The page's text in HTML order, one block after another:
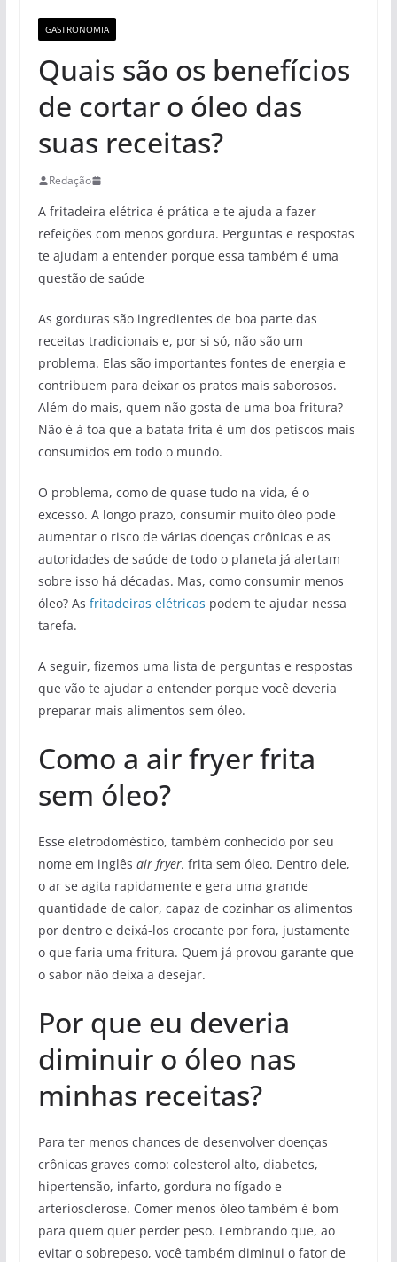
GASTRONOMIA
Quais são os benefícios
de cortar o óleo das
suas receitas?
Redação
A fritadeira elétrica é prática e te ajuda a fazer
refeições com menos gordura. Perguntas e respostas
te ajudam a entender porque essa também é uma
questão de saúde
As gorduras são ingredientes de boa parte das
receitas tradicionais e, por si só, não são um
problema. Elas são importantes fontes de energia e
contribuem para deixar os pratos mais saborosos.
Além do mais, quem não gosta de uma boa fritura?
Não é à toa que a batata frita é um dos petiscos mais
consumidos em todo o mundo.
O problema, como de quase tudo na vida, é o
excesso. A longo prazo, consumir muito óleo pode
aumentar o risco de várias doenças crônicas e as
autoridades de saúde de todo o planeta já alertam
sobre isso há décadas. Mas, como consumir menos
óleo? As fritadeiras elétricas podem te ajudar nessa
tarefa.
A seguir, fizemos uma lista de perguntas e respostas
que vão te ajudar a entender porque você deveria
preparar mais alimentos sem óleo.
Como a air fryer frita
sem óleo?
Esse eletrodoméstico, também conhecido por seu
nome em inglês air fryer, frita sem óleo. Dentro dele,
o ar se agita rapidamente e gera uma grande
quantidade de calor, capaz de cozinhar os alimentos
por dentro e deixá-los crocante por fora, justamente
o que faria uma fritura. Quem já provou garante que
o sabor não deixa a desejar.
Por que eu deveria
diminuir o óleo nas
minhas receitas?
Para ter menos chances de desenvolver doenças
crônicas graves como: colesterol alto, diabetes,
hipertensão, infarto, gordura no fígado e
arteriosclerose. Comer menos óleo também é bom
para quem quer perder peso. Lembrando que, ao
evitar o sobrepeso, você também diminui o fator de